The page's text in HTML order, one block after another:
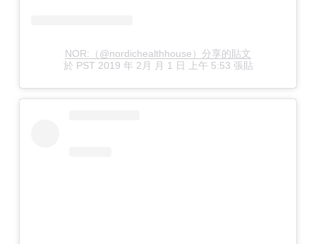
NOR:（@nordichealthhouse）分享的貼文
於 PST 2019 年 2月 月 1 日 上午 5:53 張貼